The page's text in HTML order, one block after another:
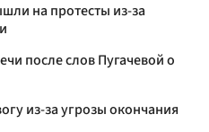
на протесты из-за
после слов Пугачевой о
из-за угрозы окончания